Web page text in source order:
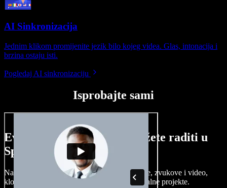
AI Sinkronizacija
Jednim klikom promijenite jezik bilo kojeg videa. Glas, intonacija i
brzina ostaju isti.
Pogledaj AI sinkronizaciju
Isprobajte sami
Evo malog pregleda što možete raditi u
Speechify Studiju.
Napravite voice overe, dodajte besplatne slike, zvukove i video,
klonirajte svoj glas i složite sjajne audio-vizualne projekte.